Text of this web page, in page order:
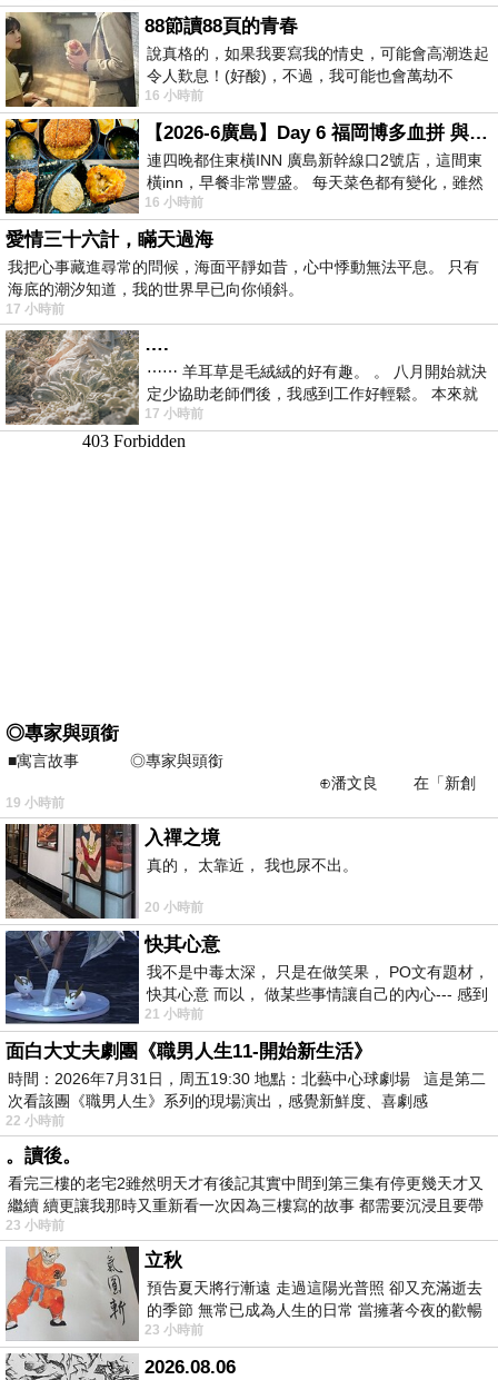
88節讀88頁的青春
說真格的，如果我要寫我的情史，可能會高潮迭起
令人歎息！(好酸)，不過，我可能也會萬劫不
復...，每天跪鍵盤還是被判了花心的罪
16 小時前
【2026-6廣島】Day 6 福岡博多血拼 與機場接送少年司機深夜對談
連四晚都住東橫INN 廣島新幹線口2號店，這間東
橫inn，早餐非常豐盛。 每天菜色都有變化，雖然
看到工作人員拿出料理包加熱，但
16 小時前
愛情三十六計，瞞天過海
我把心事藏進尋常的問候，海面平靜如昔，心中悸動無法平息。 只有
海底的潮汐知道，我的世界早已向你傾斜。
17 小時前
….
⋯⋯ 羊耳草是毛絨絨的好有趣。 。 八月開始就決
定少協助老師們後，我感到工作好輕鬆。 本來就
不是我的工作啊。 真
17 小時前
◎專家與頭銜
■寓言故事 ◎專家與頭銜
⊕潘文良 在「新創
之谷」裡——
19 小時前
入禪之境
真的， 太靠近， 我也尿不出。
20 小時前
快其心意
我不是中毒太深， 只是在做笑果， PO文有題材，
快其心意 而以， 做某些事情讓自己的內心--- 感到
愉快。
21 小時前
面白大丈夫劇團《職男人生11-開始新生活》
時間：2026年7月31日，周五19:30 地點：北藝中心球劇場 這是第二
次看該團《職男人生》系列的現場演出，感覺新鮮度、喜劇感
22 小時前
。讀後。
看完三樓的老宅2雖然明天才有後記其實中間到第三集有停更幾天才又
繼續 續更讓我那時又重新看一次因為三樓寫的故事 都需要沉浸且要帶
有
23 小時前
立秋
預告夏天將行漸遠 走過這陽光普照 卻又充滿逝去
的季節 無常已成為人生的日常 當擁著今夜的歡暢
舒心 轉眼驟成昨日 而明晨 太陽
23 小時前
2026.08.06